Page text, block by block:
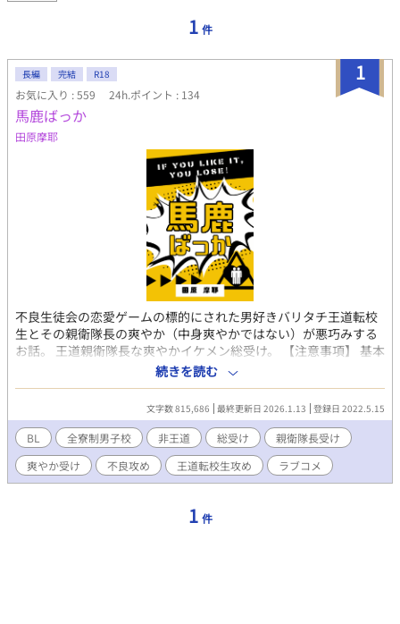
1 件
1
長編 完結 R18
お気に入り : 559 24h.ポイント : 134
馬鹿ばっか
田原摩耶
不良生徒会の恋愛ゲームの標的にされた男好きバリタチ王道転校
生とその親衛隊長の爽やか（中身爽やかではない）が悪巧みする
お話。 王道親衛隊長な爽やかイケメン総受け。 【注意事項】 基本
無理矢理で過度の暴力描写がバンバン出てきます。 モラルはない
です。 基本主人公右固定ですがたまに攻め×攻めなリバっぽい描
写が出てきます。 登場人物の性格が悪いです。
続きを読む
文字数 815,686 最終更新日 2026.1.13 登録日 2022.5.15
BL 全寮制男子校 非王道 総受け
親衛隊長受け
爽やか受け
不良攻め 王道転校生攻め ラブコメ
1 件